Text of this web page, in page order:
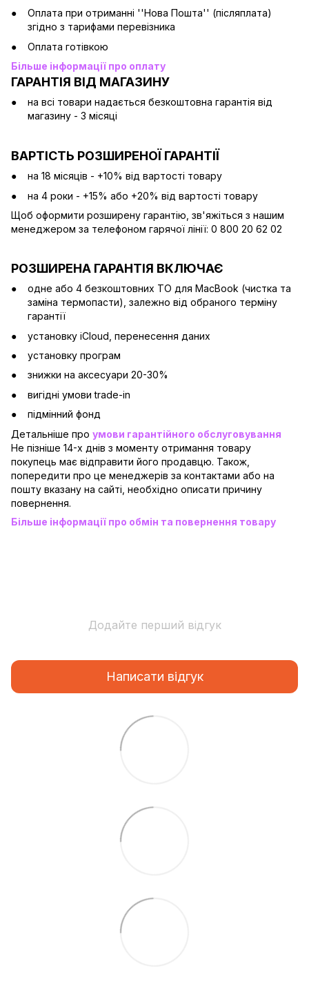
Оплата при отриманні ''Нова Пошта'' (післяплата)
згідно з тарифами перевізника
Оплата готівкою
Більше інформації про оплату
ГАРАНТІЯ ВІД МАГАЗИНУ
на всі товари надається безкоштовна гарантія від
магазину - 3 місяці
ВАРТІСТЬ РОЗШИРЕНОЇ ГАРАНТІЇ
на 18 місяців - +10% від вартості товару
на 4 роки - +15% або +20% від вартості товару
Щоб оформити розширену гарантію, зв'яжіться з нашим
менеджером за телефоном гарячої лінії: 0 800 20 62 02
РОЗШИРЕНА ГАРАНТІЯ ВКЛЮЧАЄ
одне або 4 безкоштовних ТО для MacBook (чистка та
заміна термопасти), залежно від обраного терміну
гарантії
установку iCloud, перенесення даних
установку програм
знижки на аксесуари 20-30%
вигідні умови trade-in
підмінний фонд
Детальніше про умови гарантійного обслуговування
Не пізніше 14-х днів з моменту отримання товару
покупець має відправити його продавцю. Також,
попередити про це менеджерів за контактами або на
пошту вказану на сайті, необхідно описати причину
повернення.
Більше інформації про обмін та повернення товару
Додайте перший відгук
Написати відгук